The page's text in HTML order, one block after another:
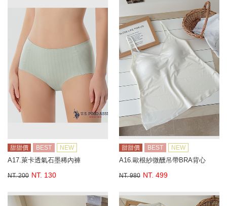
甜甜價 BEST NEW
A17.萊卡透氣石墨稀內褲
NT. 200 NT. 130
甜甜價 BEST NEW
A16.歐根紗微醺吊帶BRA背心
NT. 980 NT. 499